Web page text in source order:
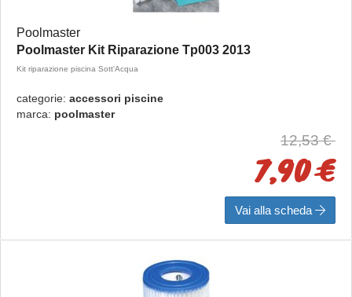
Poolmaster
Poolmaster Kit Riparazione Tp003 2013
Kit riparazione piscina Sott'Acqua
categorie: accessori piscine
marca: poolmaster
12,53 €
7,90 €
Vai alla scheda